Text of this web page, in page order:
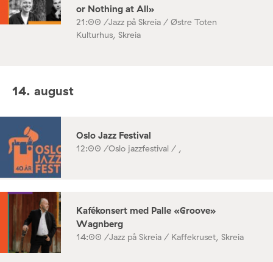
or Nothing at All»
21:00 /Jazz på Skreia / Østre Toten
Kulturhus, Skreia
14. august
Oslo Jazz Festival
12:00 /Oslo jazzfestival / ,
Kafékonsert med Palle «Groove»
Wagnberg
14:00 /Jazz på Skreia / Kaffekruset, Skreia